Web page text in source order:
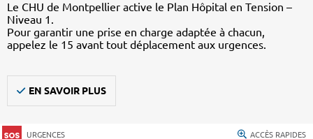
Le CHU de Montpellier active le Plan Hôpital en Tension –
Niveau 1.
Pour garantir une prise en charge adaptée à chacun,
appelez le 15 avant tout déplacement aux urgences.
EN SAVOIR PLUS
URGENCES ACCÈS RAPIDES